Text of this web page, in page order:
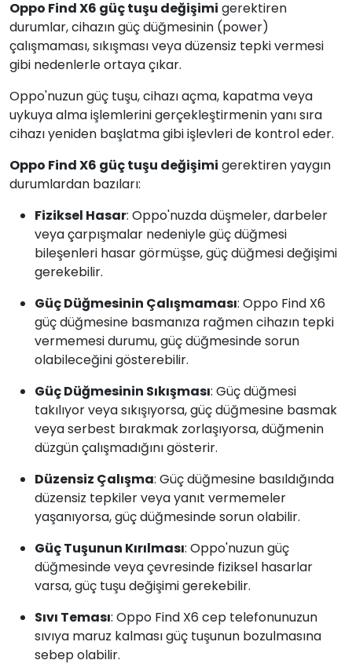
Oppo Find X6 güç tuşu değişimi gerektiren
durumlar, cihazın güç düğmesinin (power)
çalışmaması, sıkışması veya düzensiz tepki vermesi
gibi nedenlerle ortaya çıkar.
Oppo'nuzun güç tuşu, cihazı açma, kapatma veya
uykuya alma işlemlerini gerçekleştirmenin yanı sıra
cihazı yeniden başlatma gibi işlevleri de kontrol eder.
Oppo Find X6 güç tuşu değişimi gerektiren yaygın
durumlardan bazıları:
Fiziksel Hasar: Oppo'nuzda düşmeler, darbeler
veya çarpışmalar nedeniyle güç düğmesi
bileşenleri hasar görmüşse, güç düğmesi değişimi
gerekebilir.
Güç Düğmesinin Çalışmaması: Oppo Find X6
güç düğmesine basmanıza rağmen cihazın tepki
vermemesi durumu, güç düğmesinde sorun
olabileceğini gösterebilir.
Güç Düğmesinin Sıkışması: Güç düğmesi
takılıyor veya sıkışıyorsa, güç düğmesine basmak
veya serbest bırakmak zorlaşıyorsa, düğmenin
düzgün çalışmadığını gösterir.
Düzensiz Çalışma: Güç düğmesine basıldığında
düzensiz tepkiler veya yanıt vermemeler
yaşanıyorsa, güç düğmesinde sorun olabilir.
Güç Tuşunun Kırılması: Oppo'nuzun güç
düğmesinde veya çevresinde fiziksel hasarlar
varsa, güç tuşu değişimi gerekebilir.
Sıvı Teması: Oppo Find X6 cep telefonunuzun
sıvıya maruz kalması güç tuşunun bozulmasına
sebep olabilir.